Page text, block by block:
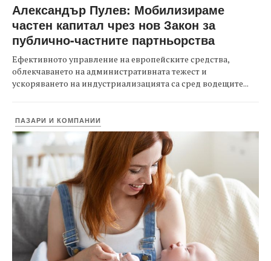
Александър Пулев: Мобилизираме
частен капитал чрез нов Закон за
публично-частните партньорства
Ефективното управление на европейските средства,
облекчаването на административната тежест и
ускоряването на индустриализацията са сред водещите...
ПАЗАРИ И КОМПАНИИ